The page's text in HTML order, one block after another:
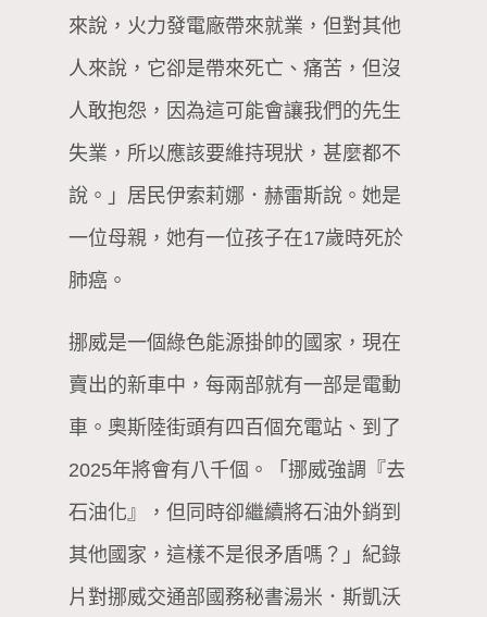
來說，火力發電廠帶來就業，但對其他
人來說，它卻是帶來死亡、痛苦，但沒
人敢抱怨，因為這可能會讓我們的先生
失業，所以應該要維持現狀，甚麼都不
說。」居民伊索莉娜．赫雷斯說。她是
一位母親，她有一位孩子在17歲時死於
肺癌。
挪威是一個綠色能源掛帥的國家，現在
賣出的新車中，每兩部就有一部是電動
車。奧斯陸街頭有四百個充電站、到了
2025年將會有八千個。「挪威強調『去
石油化』，但同時卻繼續將石油外銷到
其他國家，這樣不是很矛盾嗎？」紀錄
片對挪威交通部國務秘書湯米．斯凱沃